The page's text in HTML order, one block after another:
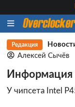
Редакция
Алексей Сычёв
Информация
У чипсета Intel